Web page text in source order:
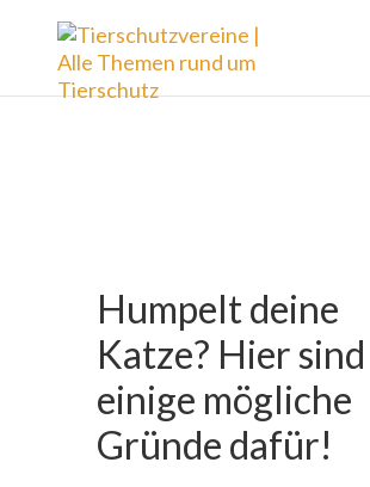
Humpelt deine
Katze? Hier sind
einige mögliche
Gründe dafür!